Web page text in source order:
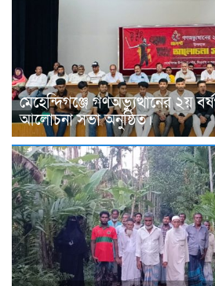
মেহেন্দিগঞ্জে গণঅভ্যুত্থানের ২য়
আলোচনা সভা অনুষ্ঠিত।